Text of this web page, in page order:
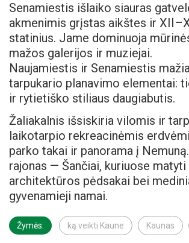
Senamiestis išlaiko siauras
akmenimis grįstas aikštes ir
statinius. Jame dominuoja
mažos galerijos ir muziejai.
Naujamiestis ir Senamiestis
tarpukario planavimo elementai:
ir rytietiško stiliaus daugiabutis.
Žaliakalnis išsiskiria vilomis ir
laikotarpio rekreacinėmis
parko takai ir panorama į
rajonas — Šančiai, kuriuose
architektūros pėdsakai bei
gyvenamieji namai.
Žymės: ką veikti Kaune Kaunas